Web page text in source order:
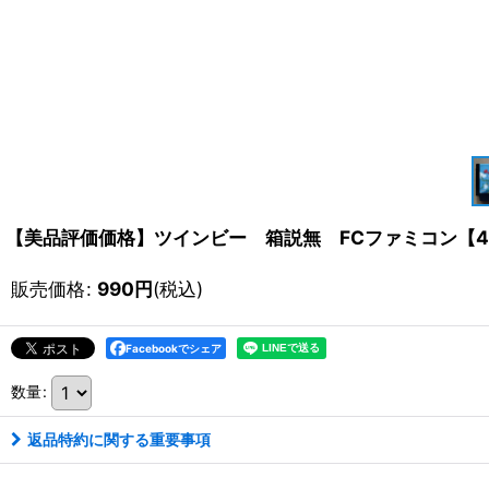
【美品評価価格】ツインビー 箱説無 FCファミコン【
販売価格: 990円(税込)
Facebookでシェア
数量:
返品特約に関する重要事項